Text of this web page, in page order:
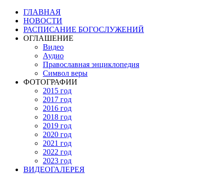
ГЛАВНАЯ
НОВОСТИ
РАСПИСАНИЕ БОГОСЛУЖЕНИЙ
ОГЛАШЕНИЕ
Видео
Аудио
Православная энциклопедия
Символ веры
ФОТОГРАФИИ
2015 год
2017 год
2016 год
2018 год
2019 год
2020 год
2021 год
2022 год
2023 год
ВИДЕОГАЛЕРЕЯ